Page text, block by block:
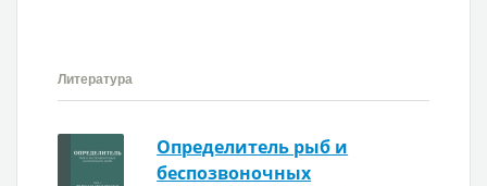
Литература
Определитель рыб и
беспозвоночных